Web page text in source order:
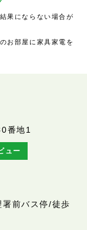
果にならない場合が
お部屋に家具家電を
番地1
ュー
前バス停/徒歩